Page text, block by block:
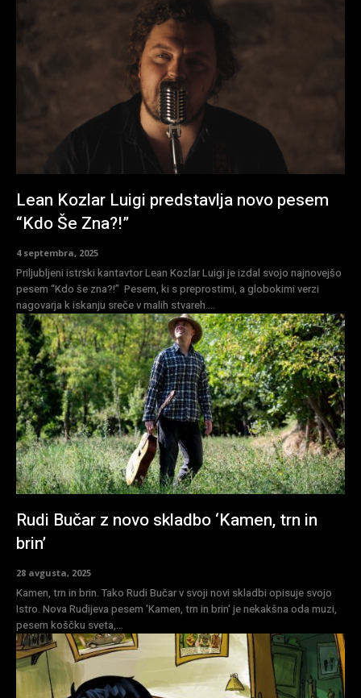
Lean Kozlar Luigi predstavlja novo pesem
“Kdo Še Zna?!”
4 septembra, 2025
Priljubljeni istrski kantavtor Lean Kozlar Luigi je izdal svojo najnovejšo
pesem “Kdo še zna?!” Pesem, ki s preprostimi, a globokimi verzi
nagovarja k iskanju sreče v malih stvareh....
Rudi Bučar z novo skladbo ‘Kamen, trn in
brin’
28 avgusta, 2025
Kamen, trn in brin. Tako Rudi Bučar v svoji novi skladbi opisuje svojo
Istro. Nova Rudijeva pesem 'Kamen, trn in brin' je nekakšna oda muzi,
pesem koščku sveta,...